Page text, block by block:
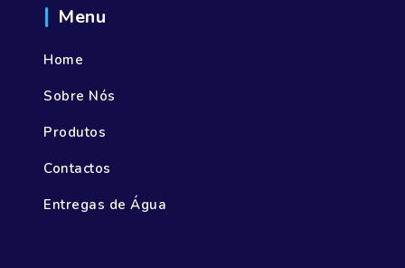
Menu
Home
Sobre Nós
Produtos
Contactos
Entregas de Água